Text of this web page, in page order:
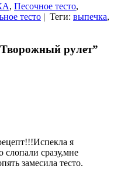
, Песочное тесто,
тесто | Теги: выпечка,
рулет”
я
слопали сразу,мне
замесила тесто.